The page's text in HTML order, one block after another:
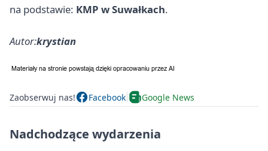
na podstawie: KMP w Suwałkach.
Autor:krystian
Zaobserwuj nas! Facebook Google News
Nadchodzące wydarzenia